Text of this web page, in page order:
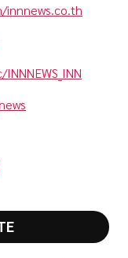
innnews.co.th